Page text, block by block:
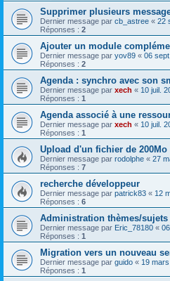
Supprimer plusieurs
Dernier message par cb_astree « 22
Réponses : 2
Ajouter un module
Dernier message par yov89 « 06
Réponses : 2
Agenda : synchro avec son
Dernier message par xech « 10 juil.
Réponses : 1
Agenda associé à une
Dernier message par xech « 10 juil.
Réponses : 1
Upload d'un fichier de 200Mo
Dernier message par rodolphe « 27
Réponses : 7
recherche développeur
Dernier message par patrick83 « 12
Réponses : 6
Administration thèmes/
Dernier message par Eric_78180 «
Réponses : 1
Migration vers un nouveau
Dernier message par guido « 19
Réponses : 1